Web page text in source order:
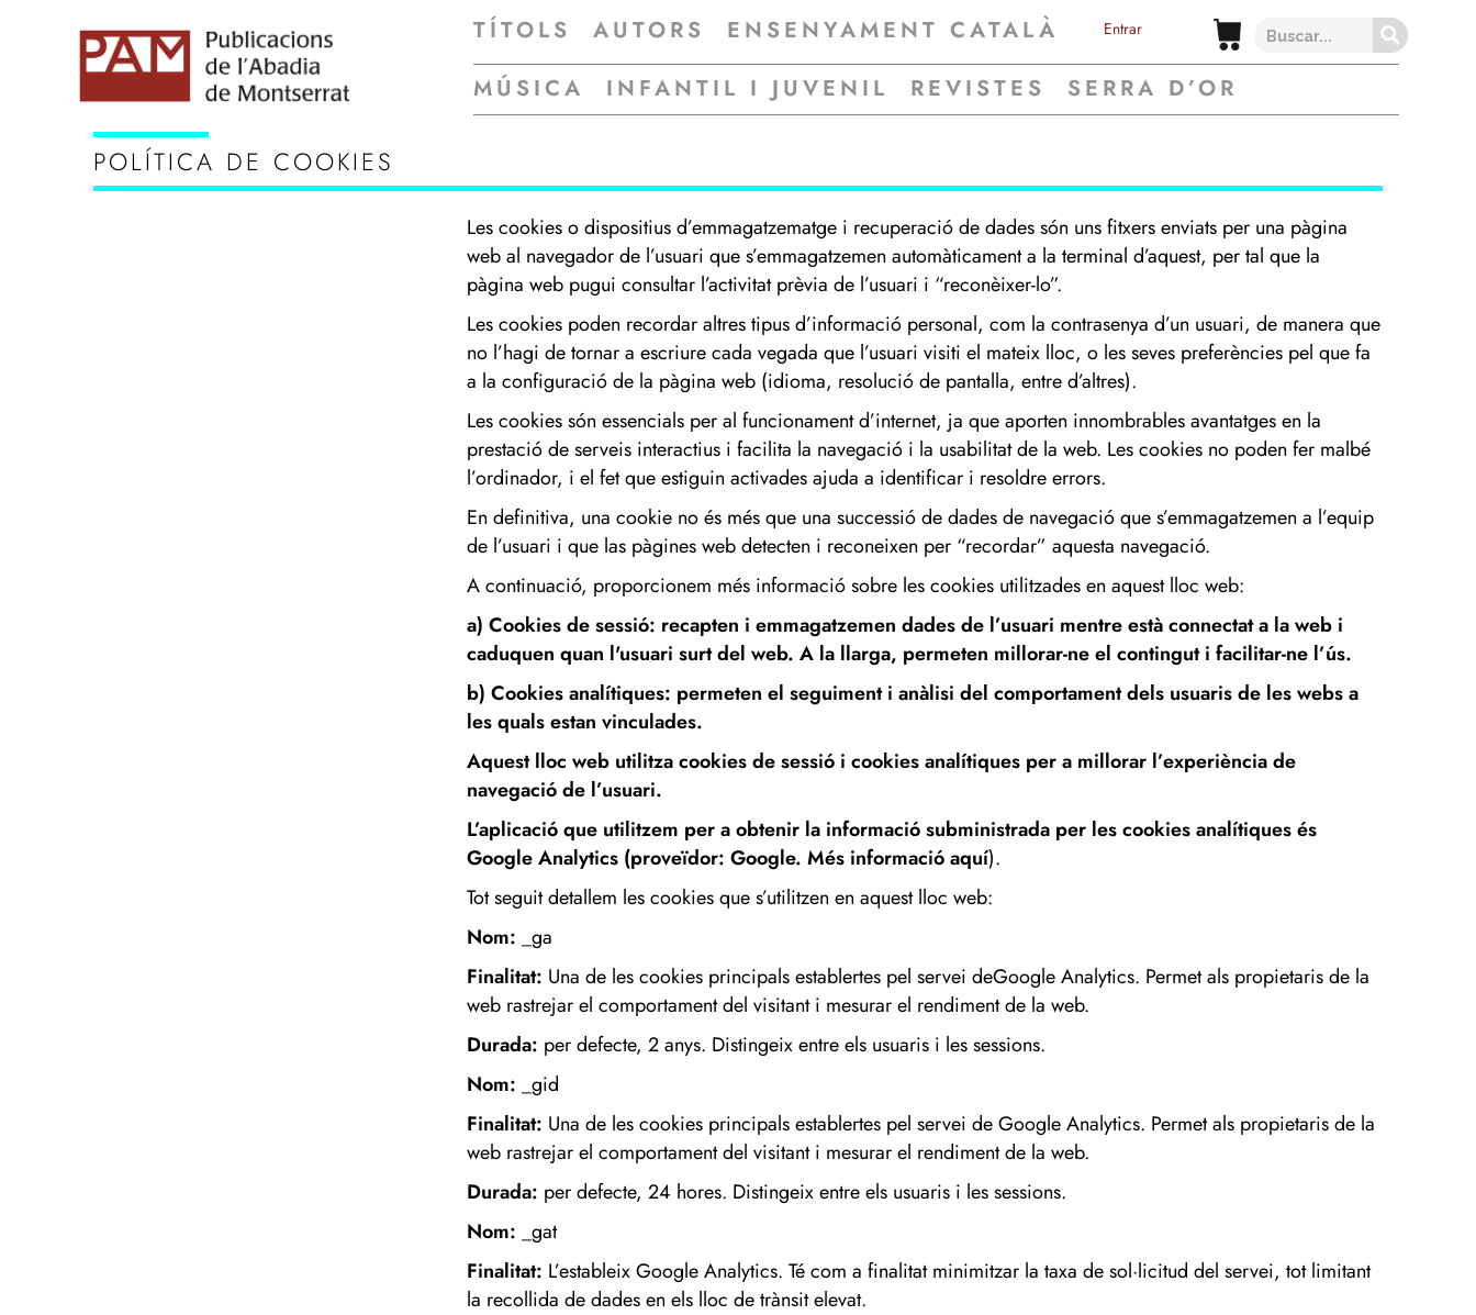
TÍTOLS AUTORS ENSENYAMENT CATALÀ Entrar
MÚSICA INFANTIL I JUVENIL REVISTES SERRA D’OR
POLÍTICA DE COOKIES
Les cookies o dispositius d’emmagatzematge i recuperació de dades són uns fitxers enviats per una pàgina
web al navegador de l’usuari que s’emmagatzemen automàticament a la terminal d’aquest, per tal que la
pàgina web pugui consultar l’activitat prèvia de l’usuari i “reconèixer-lo”.
Les cookies poden recordar altres tipus d’informació personal, com la contrasenya d’un usuari, de manera que
no l’hagi de tornar a escriure cada vegada que l’usuari visiti el mateix lloc, o les seves preferències pel que fa
a la configuració de la pàgina web (idioma, resolució de pantalla, entre d’altres).
Les cookies són essencials per al funcionament d’internet, ja que aporten innombrables avantatges en la
prestació de serveis interactius i facilita la navegació i la usabilitat de la web. Les cookies no poden fer malbé
l’ordinador, i el fet que estiguin activades ajuda a identificar i resoldre errors.
En definitiva, una cookie no és més que una successió de dades de navegació que s’emmagatzemen a l’equip
de l’usuari i que las pàgines web detecten i reconeixen per “recordar” aquesta navegació.
A continuació, proporcionem més informació sobre les cookies utilitzades en aquest lloc web:
a) Cookies de sessió: recapten i emmagatzemen dades de l’usuari mentre està connectat a la web i
caduquen quan l'usuari surt del web. A la llarga, permeten millorar-ne el contingut i facilitar-ne l’ús.
b) Cookies analítiques: permeten el seguiment i anàlisi del comportament dels usuaris de les webs a
les quals estan vinculades.
Aquest lloc web utilitza cookies de sessió i cookies analítiques per a millorar l’experiència de
navegació de l’usuari.
L’aplicació que utilitzem per a obtenir la informació subministrada per les cookies analítiques és
Google Analytics (proveïdor: Google. Més informacióaquí).
Tot seguit detallem les cookies que s’utilitzen en aquest lloc web:
Nom: _ga
Finalitat: Una de les cookies principals establertes pel servei deGoogle Analytics. Permet als propietaris de la
web rastrejar el comportament del visitant i mesurar el rendiment de la web.
Durada: per defecte, 2 anys. Distingeix entre els usuaris i les sessions.
Nom: _gid
Finalitat: Una de les cookies principals establertes pel servei de Google Analytics. Permet als propietaris de la
web rastrejar el comportament del visitant i mesurar el rendiment de la web.
Durada: per defecte, 24 hores. Distingeix entre els usuaris i les sessions.
Nom: _gat
Finalitat: L’estableix Google Analytics. Té com a finalitat minimitzar la taxa de sol·licitud del servei, tot limitant
la recollida de dades en els lloc de trànsit elevat.